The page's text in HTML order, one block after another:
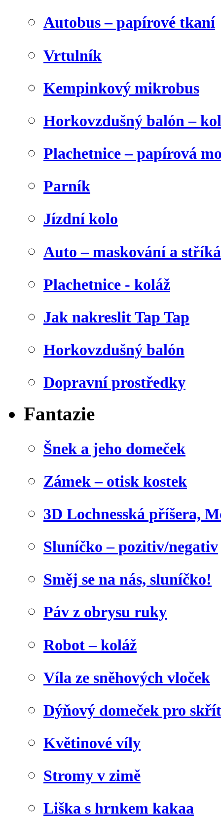
Autobus – papírové tkaní
Vrtulník
Kempinkový mikrobus
Horkovzdušný balón –
Plachetnice – papírová
Parník
Jízdní kolo
Auto – maskování a
Plachetnice - koláž
Jak nakreslit Tap Tap
Horkovzdušný balón
Dopravní prostředky
Fantazie
Šnek a jeho domeček
Zámek – otisk kostek
3D Lochnesská příšera,
Sluníčko – pozitiv/negativ
Směj se na nás, sluníčko!
Páv z obrysu ruky
Robot – koláž
Víla ze sněhových vloček
Dýňový domeček pro
Květinové víly
Stromy v zimě
Liška s hrnkem kakaa